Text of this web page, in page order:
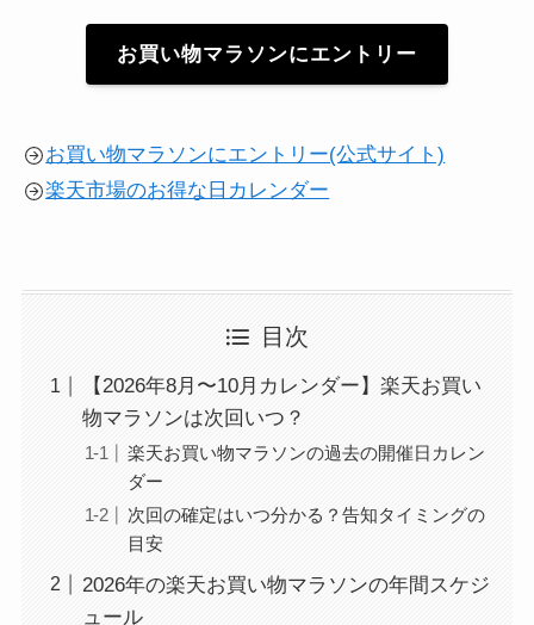
お買い物マラソンにエントリー
お買い物マラソンにエントリー(公式サイト)
楽天市場のお得な日カレンダー
目次
【2026年8月〜10月カレンダー】楽天お買い
物マラソンは次回いつ？
楽天お買い物マラソンの過去の開催日カレン
ダー
次回の確定はいつ分かる？告知タイミングの
目安
2026年の楽天お買い物マラソンの年間スケジ
ュール